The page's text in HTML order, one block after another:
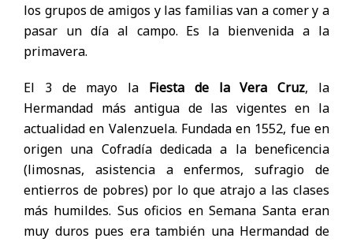
los grupos de amigos y las familias van a comer y a
pasar un día al campo. Es la bienvenida a la
primavera.
El 3 de mayo la Fiesta de la Vera Cruz, la
Hermandad más antigua de las vigentes en la
actualidad en Valenzuela. Fundada en 1552, fue en
origen una Cofradía dedicada a la beneficencia
(limosnas, asistencia a enfermos, sufragio de
entierros de pobres) por lo que atrajo a las clases
más humildes. Sus oficios en Semana Santa eran
muy duros pues era también una Hermandad de